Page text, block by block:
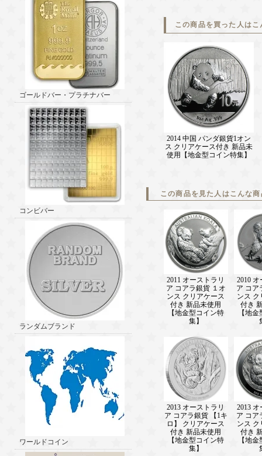
ゴールドバー・プラチナバー
コンビバー
ランダムブランド
ワールドコイン
この商品を買った人は
2014 中国 パンダ銀貨1オン
ス クリアケース付き 新品未
使用【地金型コイン特集】
この商品を見た人はこんな
2011 オーストラリ
ア コアラ銀貨 １オ
ンス クリアケース
付き 新品未使用
【地金型コイン特
集】
2010
ア コア
ンス ク
付き
【地
2013 オーストラリ
ア コアラ銀貨 【1キ
ロ】 クリアケース
付き 新品未使用
【地金型コイン特
集】
2013
ア コア
ンス ク
付き
【地